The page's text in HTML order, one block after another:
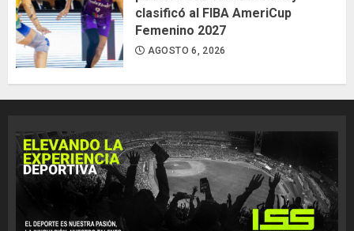
clasificó al FIBA AmeriCup
Femenino 2027
AGOSTO 6, 2026